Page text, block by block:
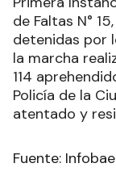
de Faltas N°
detenidas por
la marcha
114
Policía de la
atentado y
Fuente: Infobae